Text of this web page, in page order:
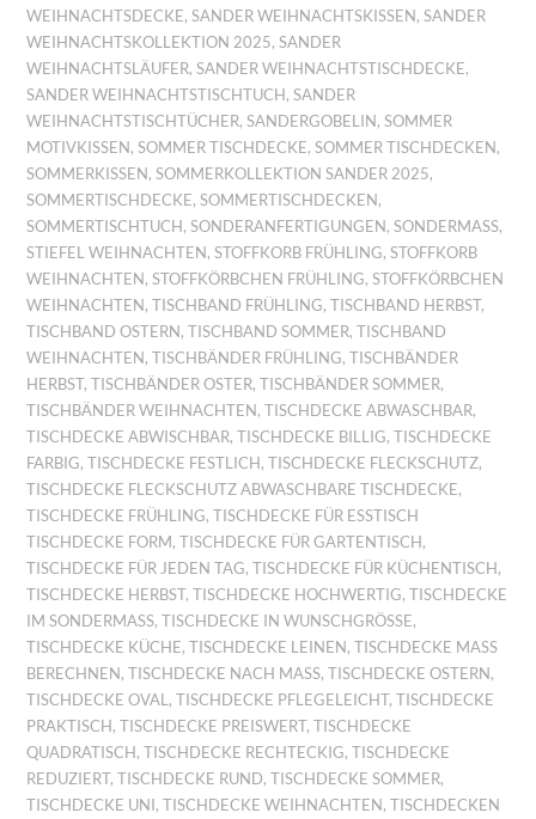
WEIHNACHTSDECKE,SANDER WEIHNACHTSKISSEN,SANDER
WEIHNACHTSKOLLEKTION 2025,SANDER
WEIHNACHTSLÄUFER,SANDER WEIHNACHTSTISCHDECKE,
SANDER WEIHNACHTSTISCHTUCH,SANDER
WEIHNACHTSTISCHTÜCHER,SANDERGOBELIN,SOMMER
MOTIVKISSEN,SOMMER TISCHDECKE,SOMMER TISCHDECKEN,
SOMMERKISSEN,SOMMERKOLLEKTION SANDER 2025,
SOMMERTISCHDECKE,SOMMERTISCHDECKEN,
SOMMERTISCHTUCH,SONDERANFERTIGUNGEN,SONDERMASS ,
STIEFEL WEIHNACHTEN,STOFFKORB FRÜHLING,STOFFKORB
WEIHNACHTEN,STOFFKÖRBCHEN FRÜHLING,STOFFKÖRBCHEN
WEIHNACHTEN,TISCHBAND FRÜHLING,TISCHBAND HERBST,
TISCHBAND OSTERN,TISCHBAND SOMMER,TISCHBAND
WEIHNACHTEN,TISCHBÄNDER FRÜHLING,TISCHBÄNDER
HERBST,TISCHBÄNDER OSTER,TISCHBÄNDER SOMMER,
TISCHBÄNDER WEIHNACHTEN,TISCHDECKE ABWASCHBAR,
TISCHDECKE ABWISCHBAR,TISCHDECKE BILLIG,TISCHDECKE
FARBIG,TISCHDECKE FESTLICH,TISCHDECKE FLECKSCHUTZ,
TISCHDECKE FLECKSCHUTZ ABWASCHBARE TISCHDECKE,
TISCHDECKE FRÜHLING,TISCHDECKE FÜR ESSTISCH
TISCHDECKE FORM,TISCHDECKE FÜR GARTENTISCH,
TISCHDECKE FÜR JEDEN TAG,TISCHDECKE FÜR KÜCHENTISCH,
TISCHDECKE HERBST,TISCHDECKE HOCHWERTIG,TISCHDECKE
IM SONDERMASS ,TISCHDECKE IN WUNSCHGRÖSSE ,
TISCHDECKE KÜCHE,TISCHDECKE LEINEN,TISCHDECKE MASS B
ERECHNEN
,TISCHDECKE NACH MASS ,TISCHDECKE OSTERN,
TISCHDECKE OVAL ,TISCHDECKE PFLEGELEICHT,TISCHDECKE
PRAKTISCH,TISCHDECKE PREISWERT,TISCHDECKE
QUADRATISCH,TISCHDECKE RECHTECKIG,TISCHDECKE
REDUZIERT,TISCHDECKE RUND,TISCHDECKE SOMMER,
TISCHDECKE UNI,TISCHDECKE WEIHNACHTEN,TISCHDECKEN